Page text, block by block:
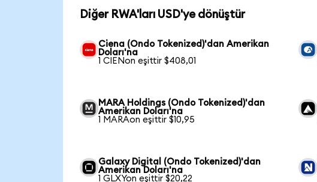
Diğer RWA'ları USD'ye dönüştür
Ciena (Ondo Tokenized)'dan Amerikan
Doları'na
1 CIENon eşittir $408,01
MARA Holdings (Ondo Tokenized)'dan
Amerikan Doları'na
1 MARAon eşittir $10,95
Galaxy Digital (Ondo Tokenized)'dan
Amerikan Doları'na
1 GLXYon eşittir $20,22